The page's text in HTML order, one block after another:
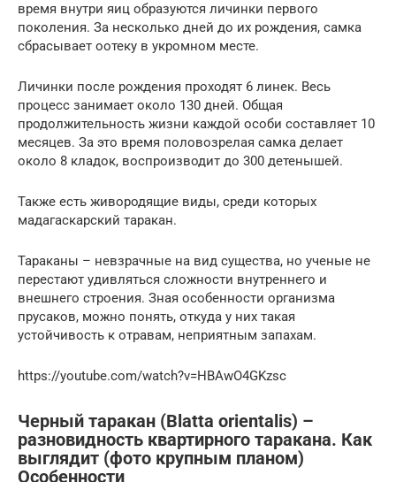
время внутри яиц образуются личинки первого
поколения. За несколько дней до их рождения, самка
сбрасывает оотеку в укромном месте.
Личинки после рождения проходят 6 линек. Весь
процесс занимает около 130 дней. Общая
продолжительность жизни каждой особи составляет 10
месяцев. За это время половозрелая самка делает
около 8 кладок, воспроизводит до 300 детенышей.
Также есть живородящие виды, среди которых
мадагаскарский таракан.
Тараканы – невзрачные на вид существа, но ученые не
перестают удивляться сложности внутреннего и
внешнего строения. Зная особенности организма
прусаков, можно понять, откуда у них такая
устойчивость к отравам, неприятным запахам.
https://youtube.com/watch?v=HBAwO4GKzsc
Черный таракан (Blatta orientalis) –
разновидность квартирного таракана. Как
выглядит (фото крупным планом)
Особенности